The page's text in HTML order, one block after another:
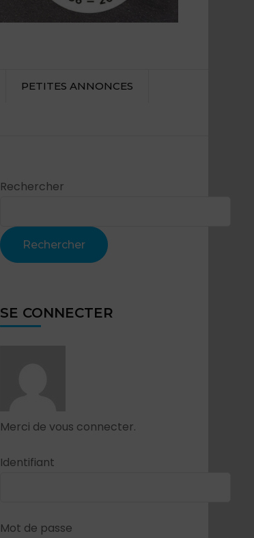
PETITES ANNONCES
Rechercher
Rechercher
SE CONNECTER
Merci de vous connecter.
Identifiant
Mot de passe